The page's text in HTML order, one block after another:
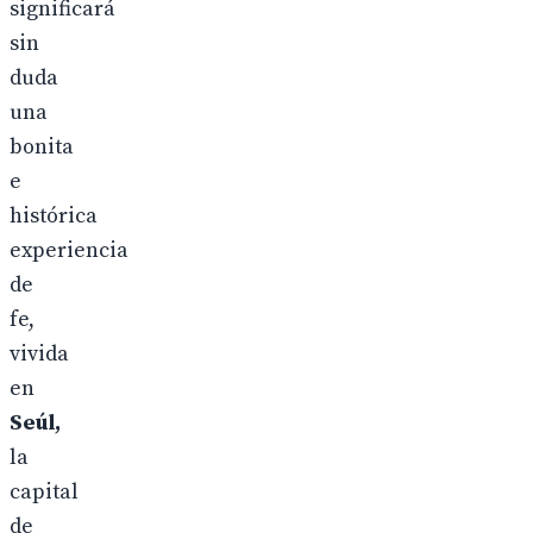
significará
sin
duda
una
bonita
e
histórica
experiencia
de
fe,
vivida
en
Seúl,
la
capital
de